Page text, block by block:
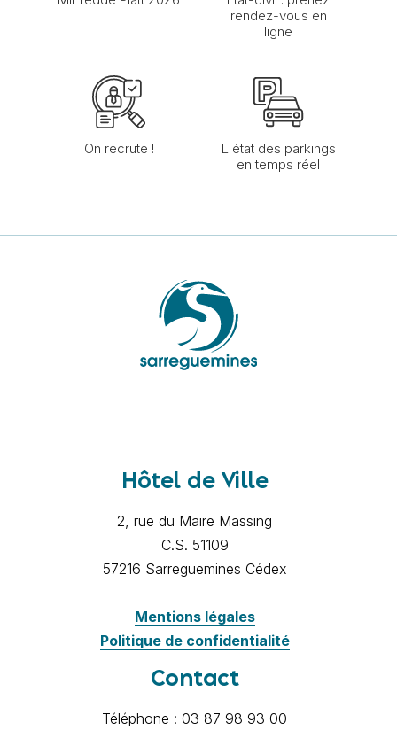
rendez-vous en
ligne
On recrute !
L'état des parkings
en temps réel
Hôtel de Ville
2, rue du Maire Massing
C.S. 51109
57216 Sarreguemines Cédex
Mentions légales
Politique de confidentialité
Contact
Téléphone : 03 87 98 93 00